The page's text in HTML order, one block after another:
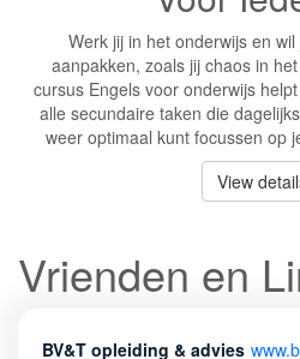
Werk jij in het onderwijs en
aanpakken, zoals jij chaos in
cursus Engels voor onderwijs
alle secundaire taken die
weer optimaal kunt focussen op
View
Vrienden en
BV&T opleiding & advies